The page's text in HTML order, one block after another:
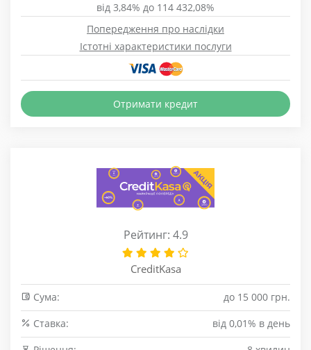
від 3,84% до 114 432,08%
Попередження про наслідки
Істотні характеристики послуги
Отримати кредит
Рейтинг: 4.9
CreditKasa
Сума:
до 15 000 грн.
Cтавка:
від 0,01% в день